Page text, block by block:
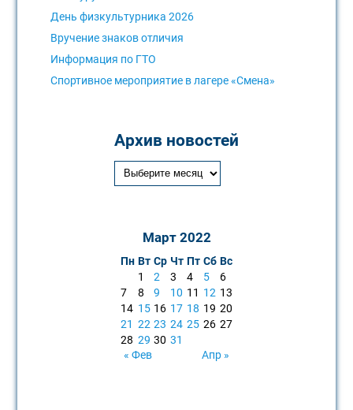
День физкультурника 2026
Вручение знаков отличия
Информация по ГТО
Спортивное мероприятие в лагере «Смена»
Архив новостей
Март 2022
Пн Вт Ср Чт Пт Сб Вс
1
2 3 4 5
6
7
8 9 10 11 12 13
14 15 16 17 18 19 20
21 22 23 24 25 26 27
28 29 30 31
« Фев
Апр »